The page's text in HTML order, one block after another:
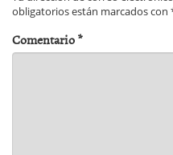
obligatorios están marcados con
Comentario*